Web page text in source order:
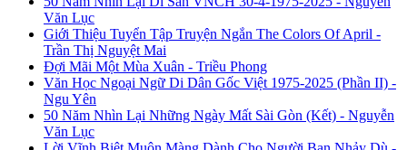
Văn Lục
Giới Thiệu Tuyển Tập Truyện Ngắn The Colors Of April -
Trần Thị Nguyệt Mai
Đợi Mãi Một Mùa Xuân - Triều Phong
Văn Học Ngoại Ngữ Di Dân Gốc Việt 1975-2025 (Phần II) -
Ngu Yên
50 Năm Nhìn Lại Những Ngày Mất Sài Gòn (Kết) - Nguyễn
Văn Lục